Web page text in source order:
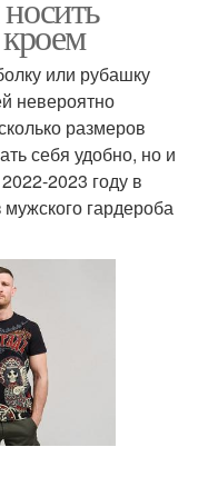
или рубашку
невероятно
размеров
себя удобно, но и
2023 году в
гардероба